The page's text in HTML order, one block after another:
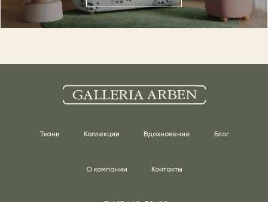
Ткани Коллекции Вдохновение Блог
О компании Контакты